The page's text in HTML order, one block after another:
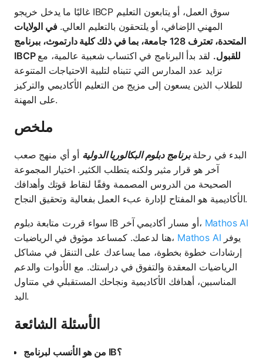
غالبًا ما يدخل خريجو IBCP سوق العمل، أو يتابعون التعليم
المهني الإضافي، أو يلتحقون بالتعليم العالي.في الولايات
المتحدة، تعترف 128 جامعة، بما في ذلك كلية دارتموث، ببرنامج
IBCP للقبول. لقد بدأ البرنامج في اكتساب شعبية عالمية، مع
تزايد عدد المدارس التي تتبناه لتلبية الاحتياجات المتنوعة
للطلاب الذين يسعون إلى مزيج من التعليم الأكاديمي والتركيز
على المهنة.
ملخص
البدء في رحلةبرنامج دبلوم البكالوريا الدولية أو أي منهج صعب
آخر هو قرار مثير ولكنه يتطلب الكثير. اختيار المجموعة
الصحيحة من الدروس المصممة وفقًا لنقاط قوتك وأهدافك
الأكاديمية هو المفتاح لإدارة عبء العمل بفعالية وتحقيق النجاح.
سواء قررت متابعة دبلوم IB أو مسار أكاديمي آخر، Mathos AI
هنا لدعمك. كمساعد موثوق في الرياضيات، Mathos AI
إرشادات خطوة بخطوة، مما يساعدك على التنقل في مشاكل
الرياضيات المعقدة والتفوق في دراستك. مع الأدوات والدعم
المناسبين، أهدافك الأكاديمية ونجاحك المستقبلي في متناول
اليد.
الأسئلة الشائعة
من هو الأنسب لبرنامج IB؟